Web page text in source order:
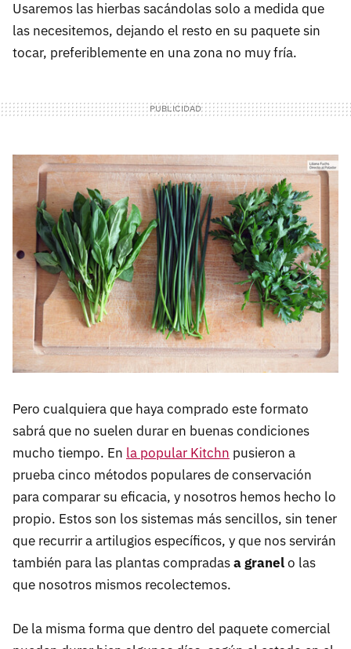
En conclusión
Usaremos las hierbas sacándolas solo a medida que
las necesitemos, dejando el resto en su paquete sin
tocar, preferiblemente en una zona no muy fría.
Pero cualquiera que haya comprado este formato
sabrá que no suelen durar en buenas condiciones
mucho tiempo. En la popular Kitchn pusieron a
prueba cinco métodos populares de conservación
para comparar su eficacia, y nosotros hemos hecho lo
propio. Estos son los sistemas más sencillos, sin tener
que recurrir a artilugios específicos, y que nos servirán
también para las plantas compradasa granelo las
que nosotros mismos recolectemos.
De la misma forma que dentro del paquete comercial